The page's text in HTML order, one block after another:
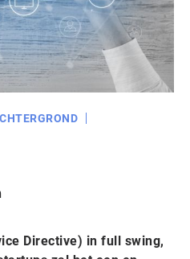
Directive) in full swing,